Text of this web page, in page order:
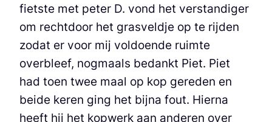
fietste met peter D. vond het verstandiger
om rechtdoor het grasveldje op te rijden
zodat er voor mij voldoende ruimte
overbleef, nogmaals bedankt Piet. Piet
had toen twee maal op kop gereden en
beide keren ging het bijna fout. Hierna
heeft hij het kopwerk aan anderen over